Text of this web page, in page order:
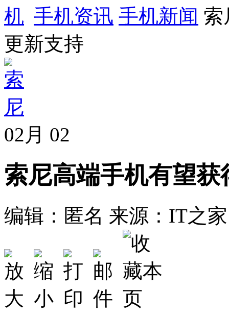
手机资讯 手机新闻 索
更新支持
02月 02
索尼高端手机有望
编辑：匿名 来源：IT之家